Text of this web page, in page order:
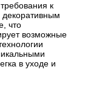
к
что
возможные
в уходе и